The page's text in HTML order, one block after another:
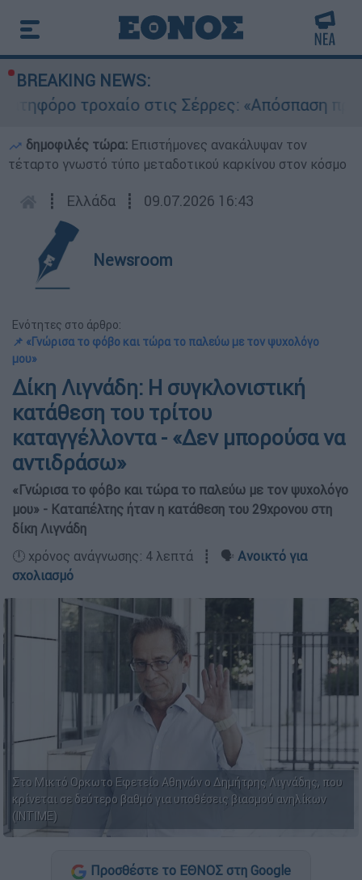
BREAKING NEWS:
τροχαίο στις Σέρρες: «Απόσπαση
δημοφιλές τώρα: Επιστήμονες ανακάλυψαν τον
τέταρτο γνωστό τύπο μεταδοτικού καρκίνου στον κόσμο
┋ Ελλάδα ┋ 09.07.2026 16:43
Newsroom
Ενότητες στο άρθρο:
📌 «Γνώρισα το φόβο και τώρα το παλεύω με τον ψυχολόγο
μου»
Δίκη Λιγνάδη: Η συγκλονιστική
κατάθεση του τρίτου
καταγγέλλοντα - «Δεν μπορούσα να
αντιδράσω»
«Γνώρισα το φόβο και τώρα το παλεύω με τον ψυχολόγο
μου» - Καταπέλτης ήταν η κατάθεση του 29χρονου στη
δίκη Λιγνάδη
🕛 χρόνος ανάγνωσης: 4 λεπτά ┋ 🗣️ Ανοικτό για
σχολιασμό
Στο Μικτό Ορκωτο Εφετείο Αθηνών ο Δημήτρης Λιγνάδης, που
κρίνεται σε δεύτερο βαθμό για υποθέσεις βιασμού ανηλίκων
(ΙΝΤΙΜΕ)
Προσθέστε το ΕΘΝΟΣ στη Google